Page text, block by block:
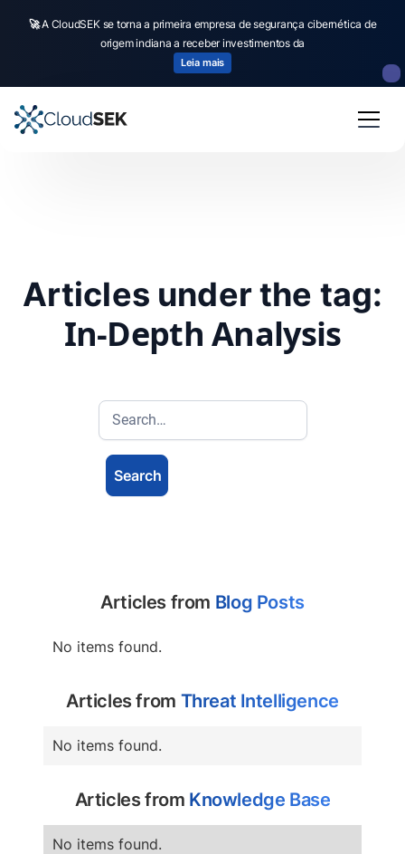
🚀A CloudSEK se torna a primeira empresa de segurança cibernética de
origem indiana a receber investimentos da
Leia mais
Articles under the tag:
In-Depth Analysis
Articles from Blog Posts
No items found.
Articles from Threat Intelligence
No items found.
Articles from Knowledge Base
No items found.